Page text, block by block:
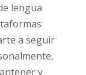
lengua
a seguir
y